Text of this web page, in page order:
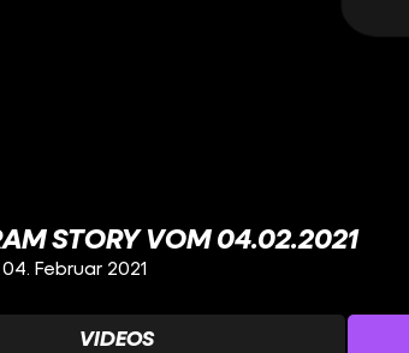
STORY VOM 04.02.2021
Februar 2021
VIDEOS